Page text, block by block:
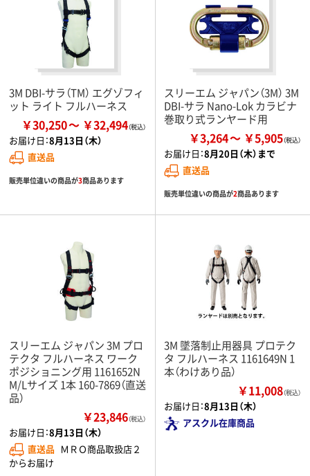
3M DBI-サラ（TM） エグゾフィ
ット ライト フルハーネス
￥30,250 ￥32,494
お届け日：8月13日（木）
直送品
販売単位違いの商品が3商品あります
スリーエム ジャパン（3M） 3M
DBI-サラ Nano-Lok カラビナ
巻取り式ランヤード用
￥3,264 ￥5,905
お届け日：8月20日（木）まで
直送品
販売単位違いの商品が2商品あります
スリーエム ジャパン 3M プロ
テクタ フルハーネス ワーク
ポジショニング用 1161652N
M/Lサイズ 1本 160-7869（直送
品）
￥23,846（税込）
お届け日：8月13日（木）
直送品 ＭＲＯ商品取扱店２
からお届け
3M 墜落制止用器具 プロテク
タ フルハーネス 1161649N 1
本（わけあり品）
￥11,008（税込）
お届け日：8月13日（木）
アスクル在庫商品